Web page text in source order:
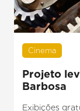
Cinema
Projeto
Barbosa
Exibições